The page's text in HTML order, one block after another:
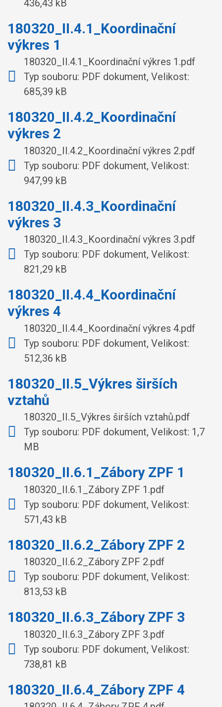
436,43 kB
180320_II.4.1_Koordinační
výkres 1
180320_II.4.1_Koordinační výkres 1.pdf
Typ souboru: PDF dokument, Velikost:
685,39 kB
180320_II.4.2_Koordinační
výkres 2
180320_II.4.2_Koordinační výkres 2.pdf
Typ souboru: PDF dokument, Velikost:
947,99 kB
180320_II.4.3_Koordinační
výkres 3
180320_II.4.3_Koordinační výkres 3.pdf
Typ souboru: PDF dokument, Velikost:
821,29 kB
180320_II.4.4_Koordinační
výkres 4
180320_II.4.4_Koordinační výkres 4.pdf
Typ souboru: PDF dokument, Velikost:
512,36 kB
180320_II.5_Výkres širších
vztahů
180320_II.5_Výkres širších vztahů.pdf
Typ souboru: PDF dokument, Velikost: 1,7
MB
180320_II.6.1_Zábory ZPF 1
180320_II.6.1_Zábory ZPF 1.pdf
Typ souboru: PDF dokument, Velikost:
571,43 kB
180320_II.6.2_Zábory ZPF 2
180320_II.6.2_Zábory ZPF 2.pdf
Typ souboru: PDF dokument, Velikost:
813,53 kB
180320_II.6.3_Zábory ZPF 3
180320_II.6.3_Zábory ZPF 3.pdf
Typ souboru: PDF dokument, Velikost:
738,81 kB
180320_II.6.4_Zábory ZPF 4